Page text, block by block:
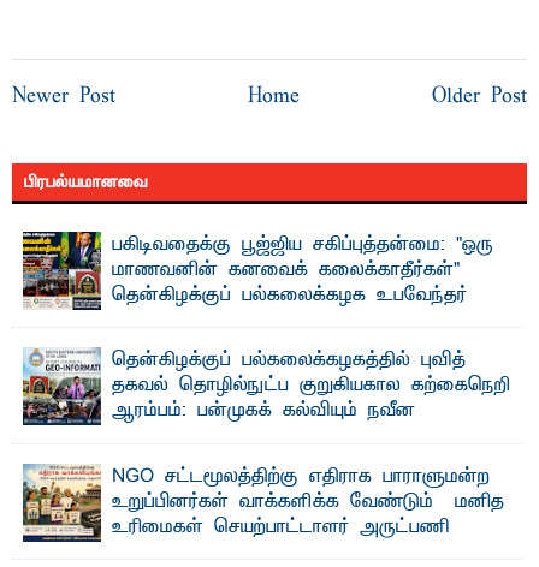
Newer Post Older Post
Home
பிரபல்யமானவை
பகிடிவதைக்கு பூஜ்ஜிய சகிப்புத்தன்மை: "ஒரு
மாணவனின் கனவைக் கலைக்காதீர்கள்" –
தென்கிழக்குப் பல்கலைக்கழக உபவேந்தர்
"ஒ ரு மாணவனின் அல்லது மாணவியின் கனவு என்னால்
கலைக்கப்படாது" என்ற உறுதியை ஒவ்வொரு மாணவரும் ...
தென்கிழக்குப் பல்கலைக்கழகத்தில் புவித்
தகவல் தொழில்நுட்ப குறுகியகால கற்கைநெறி
ஆரம்பம்: பன்முகக் கல்வியும் நவீன
பேராசிரியர் எம். எம். பாஸில்
தெ ன்கிழக்குப் பல்கலைக்கழகத்தின் கலை மற்றும் கலாசார
பீடத்தின் புவியியல் துறையினால் ...
NGO சட்டமூலத்திற்கு எதிராக பாராளுமன்ற
உறுப்பினர்கள் வாக்களிக்க வேண்டும் – மனித
உரிமைகள் செயற்பாட்டாளர் அருட்பணி
லூக்ஜோன் வேண்டுகோள்